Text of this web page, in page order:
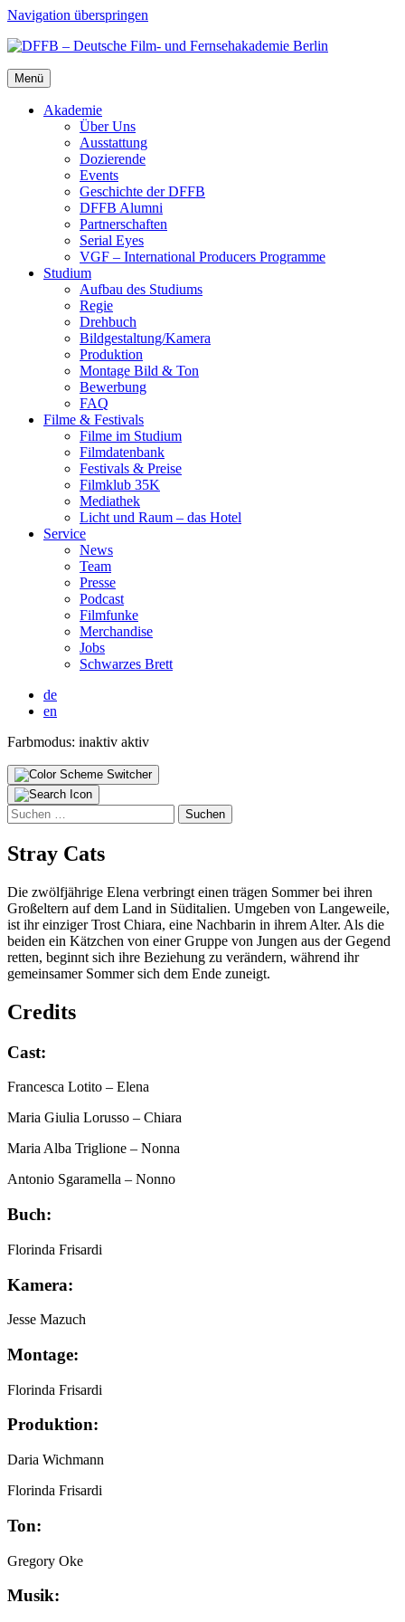
Navigation überspringen
Menü
Aka­de­mie
Über Uns
Aus­stat­tung
Dozie­ren­de
Events
Geschich­te der DFFB
DFFB Alum­ni
Part­ner­schaf­ten
Seri­al Eyes
VGF – Inter­na­tio­nal Pro­du­cers Pro­gram­me
Stu­di­um
Auf­bau des Stu­di­ums
Regie
Dreh­buch
Bildgestaltung/​​Kamera
Pro­duk­ti­on
Mon­ta­ge Bild & Ton
Bewer­bung
FAQ
Fil­me & Fes­ti­vals
Fil­me im Stu­di­um
Film­da­ten­bank
Fes­ti­vals & Prei­se
Film­klub 35K
Media­thek
Licht und Raum – das Hotel
Ser­vice
News
Team
Pres­se
Pod­cast
Film­fun­ke
Mer­chan­di­se
Jobs
Schwar­zes Brett
de
en
Farbmodus: inaktiv aktiv
Suchen
nach:
Stray Cats
Die zwölfjährige Elena verbringt einen trägen Sommer bei ihren
Großeltern auf dem Land in Süditalien. Umgeben von Langeweile,
ist ihr einziger Trost Chiara, eine Nachbarin in ihrem Alter. Als die
beiden ein Kätzchen von einer Gruppe von Jungen aus der Gegend
retten, beginnt sich ihre Beziehung zu verändern, während ihr
gemeinsamer Sommer sich dem Ende zuneigt.
Credits
Cast:
Francesca Lotito – Elena
Maria Giulia Lorusso – Chiara
Maria Alba Triglione – Nonna
Antonio Sgaramella – Nonno
Buch:
Florinda Frisardi
Kamera:
Jesse Mazuch
Montage:
Florinda Frisardi
Produktion:
Daria Wichmann
Florinda Frisardi
Ton:
Gregory Oke
Musik: